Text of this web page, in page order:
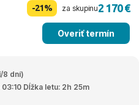
-21% za skupinu2 170 €
Overiť termín
8 dní)
Dĺžka letu: 2h 25m